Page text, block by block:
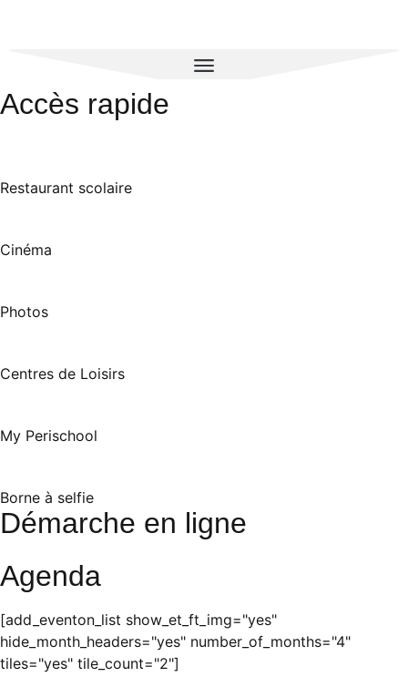
Accès rapide
Restaurant scolaire
Cinéma
Photos
Centres de Loisirs
My Perischool
Borne à selfie
Démarche en ligne
Agenda
[add_eventon_list show_et_ft_img="yes"
hide_month_headers="yes" number_of_months="4"
tiles="yes" tile_count="2"]